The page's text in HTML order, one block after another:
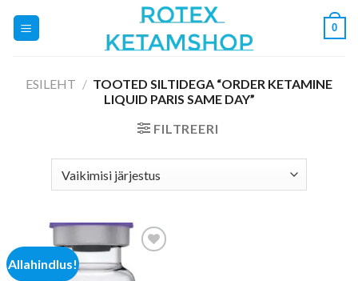
0
ESILEHT / TOOTED SILTIDEGA “ORDER KETAMINE
LIQUID PARIS SAME DAY”
FILTREERI
Allahindlus!